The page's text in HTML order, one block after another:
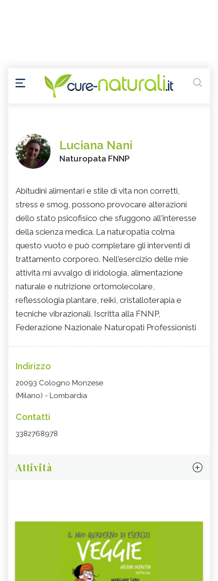
Luciana Nani
Naturopata FNNP
Abitudini alimentari e stile di vita non corretti,
stress e smog, possono provocare alterazioni
dello stato psicofisico che sfuggono all'interesse
della scienza medica. La naturopatia colma
questo vuoto e può completare gli interventi di
trattamento corporeo. Nell'esercizio delle mie
attività mi avvalgo di iridologia, alimentazione
naturale e nutrizione ortomolecolare,
reflessologia plantare, reiki, cristalloterapia e
tecniche vibrazionali. Iscritta alla FNNP,
Federazione Nazionale Naturopati Professionisti
Indirizzo
20093 Cologno Monzese
(Milano) - Lombardia
Contatti
3382768978
Attività